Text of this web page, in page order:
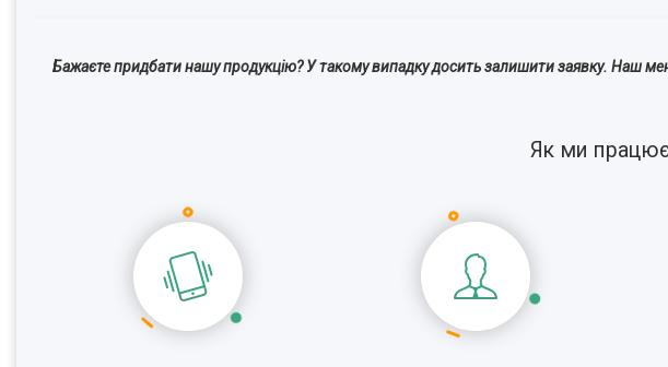
Бажаєте придбати нашу продукцію? У такому випадку досить залишити заявку. Наш
Як ми